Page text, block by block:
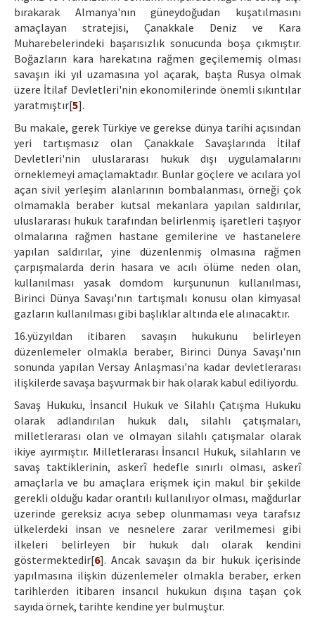
bırakarak Almanya'nın güneydoğudan kuşatılmasını
amaçlayan stratejisi, Çanakkale Deniz ve Kara
Muharebelerindeki başarısızlık sonucunda boşa çıkmıştır.
Boğazların kara harekatına rağmen geçilememiş olması
savaşın iki yıl uzamasına yol açarak, başta Rusya olmak
üzere İtilaf Devletleri'nin ekonomilerinde önemli sıkıntılar
yaratmıştır[5].
Bu makale, gerek Türkiye ve gerekse dünya tarihi açısından
yeri tartışmasız olan Çanakkale Savaşlarında İtilaf
Devletleri'nin uluslararası hukuk dışı uygulamalarını
örneklemeyi amaçlamaktadır. Bunlar göçlere ve acılara yol
açan sivil yerleşim alanlarının bombalanması, örneği çok
olmamakla beraber kutsal mekanlara yapılan saldırılar,
uluslararası hukuk tarafından belirlenmiş işaretleri taşıyor
olmalarına rağmen hastane gemilerine ve hastanelere
yapılan saldırılar, yine düzenlenmiş olmasına rağmen
çarpışmalarda derin hasara ve acılı ölüme neden olan,
kullanılması yasak domdom kurşununun kullanılması,
Birinci Dünya Savaşı'nın tartışmalı konusu olan kimyasal
gazların kullanılması gibi başlıklar altında ele alınacaktır.
16.yüzyıldan itibaren savaşın hukukunu belirleyen
düzenlemeler olmakla beraber, Birinci Dünya Savaşı'nın
sonunda yapılan Versay Anlaşması'na kadar devletlerarası
ilişkilerde savaşa başvurmak bir hak olarak kabul ediliyordu.
Savaş Hukuku, İnsancıl Hukuk ve Silahlı Çatışma Hukuku
olarak adlandırılan hukuk dalı, silahlı çatışmaları,
milletlerarası olan ve olmayan silahlı çatışmalar olarak
ikiye ayırmıştır. Milletlerarası İnsancıl Hukuk, silahların ve
savaş taktiklerinin, askerî hedefle sınırlı olması, askerî
amaçlarla ve bu amaçlara erişmek için makul bir şekilde
gerekli olduğu kadar orantılı kullanılıyor olması, mağdurlar
üzerinde gereksiz acıya sebep olunmaması veya tarafsız
ülkelerdeki insan ve nesnelere zarar verilmemesi gibi
ilkeleri belirleyen bir hukuk dalı olarak kendini
göstermektedir[6]. Ancak savaşın da bir hukuk içerisinde
yapılmasına ilişkin düzenlemeler olmakla beraber, erken
tarihlerden itibaren insancıl hukukun dışına taşan çok
sayıda örnek, tarihte kendine yer bulmuştur.